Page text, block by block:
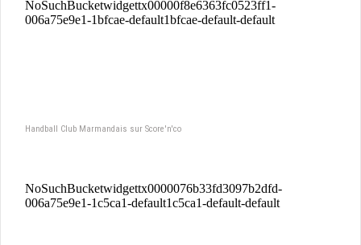
Handball Club Marmandais sur Score'n'co